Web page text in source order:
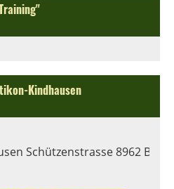
Kindhausen
Schützenstrasse 8962